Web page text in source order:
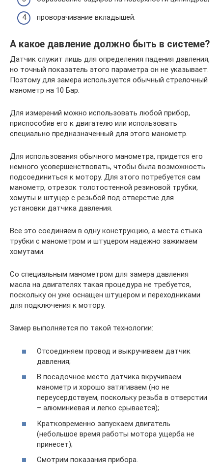
проворачивание вкладышей.
А какое давление должно быть в системе?
Датчик служит лишь для определения падения давления,
но точный показатель этого параметра он не указывает.
Поэтому для замера используется обычный стрелочный
манометр на 10 Бар.
Для измерений можно использовать любой прибор,
приспособив его к двигателю или использовать
специально предназначенный для этого манометр.
Для использования обычного манометра, придется его
немного усовершенствовать, чтобы была возможность
подсоединиться к мотору. Для этого потребуется сам
манометр, отрезок толстостенной резиновой трубки,
хомуты и штуцер с резьбой под отверстие для
установки датчика давления.
Все это соединяем в одну конструкцию, а места стыка
трубки с манометром и штуцером надежно зажимаем
хомутами.
Со специальным манометром для замера давления
масла на двигателях такая процедура не требуется,
поскольку он уже оснащен штуцером и переходниками
для подключения к мотору.
Замер выполняется по такой технологии:
Отсоединяем провод и выкручиваем датчик
давления;
В посадочное место датчика вкручиваем
манометр и хорошо затягиваем (но не
переусердствуем, поскольку резьба в отверстии
– алюминиевая и легко срывается);
Кратковременно запускаем двигатель
(небольшое время работы мотора ущерба не
принесет);
Смотрим показания прибора.